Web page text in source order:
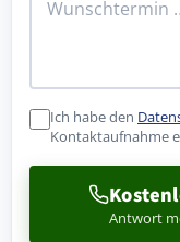
Ich habe den
Kontaktaufnahme
Antwort